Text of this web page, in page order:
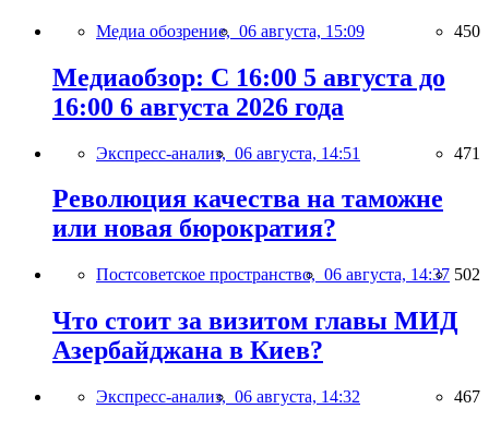
Медиа обозрение, 06 августа, 15:09 450
Медиаобзор: С 16:00 5 августа до
16:00 6 августа 2026 года
Экспресс-анализ, 06 августа, 14:51 471
Революция качества на таможне
или новая бюрократия?
Постсоветское пространство, 06 августа, 14:37 502
Что стоит за визитом главы МИД
Азербайджана в Киев?
Экспресс-анализ, 06 августа, 14:32 467